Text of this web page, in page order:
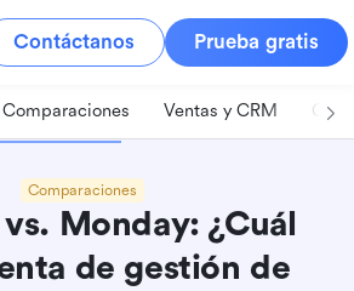
Contáctanos Prueba gratis
Comparaciones Ventas y CRM
Comparaciones
Monday: ¿Cuál
de gestión de